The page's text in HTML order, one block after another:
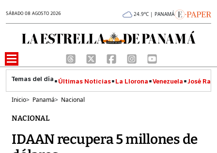
SÁBADO 08 AGOSTO 2026 24.9°C | PANAMÁ
Últimas Noticias La Llorona Venezuela José
Inicio> Panamá> Nacional
NACIONAL
IDAAN recupera 5 millones de